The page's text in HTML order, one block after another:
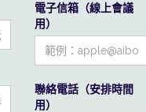
電子信箱（線上會議
用）
聯絡電話（安排時間
用）